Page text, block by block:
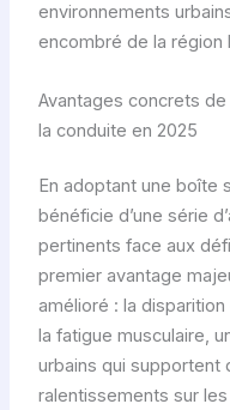
environnements
encombré de la région
Avantages concrets
la conduite en 2025
En adoptant une boîte
bénéficie d’une série
pertinents face aux
premier avantage
amélioré : la
la fatigue musculaire,
urbains qui supportent
ralentissements sur